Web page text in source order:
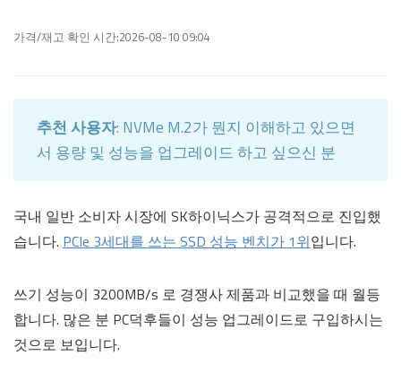
가격/재고 확인 시간:2026-08-10 09:04
추천 사용자: NVMe M.2가 뭔지 이해하고 있으면
서 용량 및 성능을 업그레이드 하고 싶으신 분
국내 일반 소비자 시장에 SK하이닉스가 공격적으로 진입했
습니다. PCIe 3세대를 쓰는 SSD 성능 벤치가 1위입니다.
쓰기 성능이 3200MB/s 로 경쟁사 제품과 비교했을 때 월등
합니다. 많은 분 PC덕후들이 성능 업그레이드로 구입하시는
것으로 보입니다.